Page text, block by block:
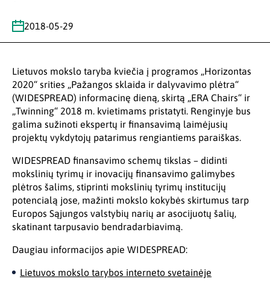
2018-05-29
Lietuvos mokslo taryba kviečia į programos „Horizontas
2020“ srities „Pažangos sklaida ir dalyvavimo plėtra“
(WIDESPREAD) informacinę dieną, skirtą „ERA Chairs“ ir
„Twinning“ 2018 m. kvietimams pristatyti. Renginyje bus
galima sužinoti ekspertų ir finansavimą laimėjusių
projektų vykdytojų patarimus rengiantiems paraiškas.
WIDESPREAD finansavimo schemų tikslas – didinti
mokslinių tyrimų ir inovacijų finansavimo galimybes
plėtros šalims, stiprinti mokslinių tyrimų institucijų
potencialą jose, mažinti mokslo kokybės skirtumus tarp
Europos Sąjungos valstybių narių ar asocijuotų šalių,
skatinant tarpusavio bendradarbiavimą.
Daugiau informacijos apie WIDESPREAD:
Lietuvos mokslo tarybos interneto svetainėje